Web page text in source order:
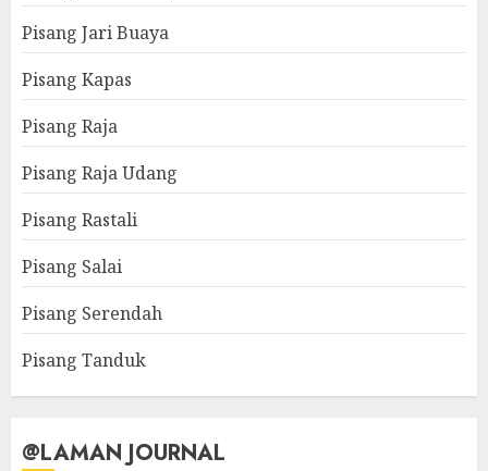
Pisang Jari Buaya
Pisang Kapas
Pisang Raja
Pisang Raja Udang
Pisang Rastali
Pisang Salai
Pisang Serendah
Pisang Tanduk
@LAMAN JOURNAL